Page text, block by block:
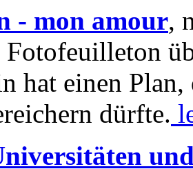
- mon amour,
hat einen Plan,
dürfte.